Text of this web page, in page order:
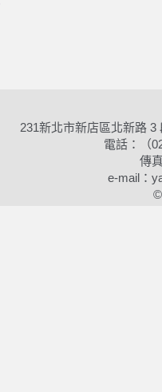
231新北市新店區北新路
電話：（
傳
e-mail：